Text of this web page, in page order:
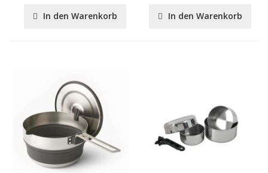
In den Warenkorb In den Warenkorb